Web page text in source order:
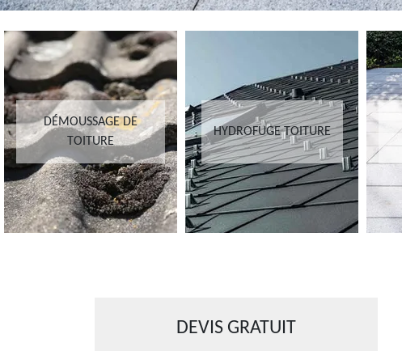
DÉMOUSSAGE DE
TOITURE
HYDROFUGE TOITURE
DEVIS GRATUIT